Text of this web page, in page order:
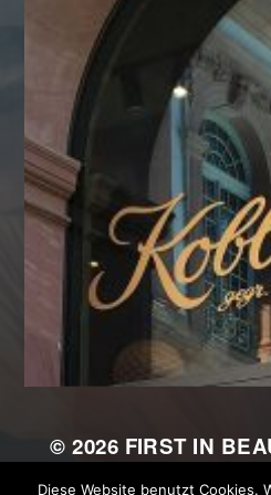
© 2026 FIRST IN
Diese Website benutzt Cookies.